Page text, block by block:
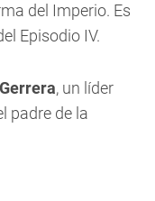
del Imperio. Es
Episodio IV.
, un líder
padre de la